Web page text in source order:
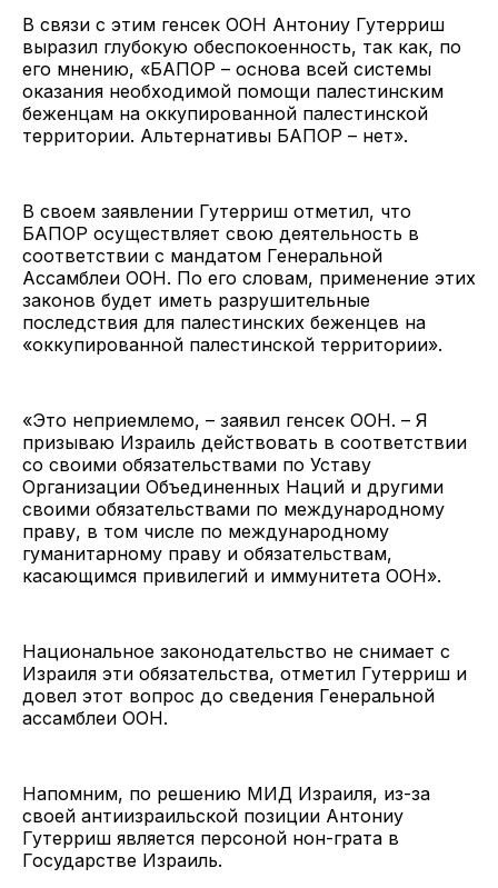
В связи с этим генсек ООН Антониу Гутерриш
выразил глубокую обеспокоенность, так как, по
его мнению, «БАПОР – основа всей системы
оказания необходимой помощи палестинским
беженцам на оккупированной палестинской
территории. Альтернативы БАПОР – нет».
В своем заявлении Гутерриш отметил, что
БАПОР осуществляет свою деятельность в
соответствии с мандатом Генеральной
Ассамблеи ООН. По его словам, применение этих
законов будет иметь разрушительные
последствия для палестинских беженцев на
«оккупированной палестинской территории».
«Это неприемлемо, – заявил генсек ООН. – Я
призываю Израиль действовать в соответствии
со своими обязательствами по Уставу
Организации Объединенных Наций и другими
своими обязательствами по международному
праву, в том числе по международному
гуманитарному праву и обязательствам,
касающимся привилегий и иммунитета ООН».
Национальное законодательство не снимает с
Израиля эти обязательства, отметил Гутерриш и
довел этот вопрос до сведения Генеральной
ассамблеи ООН.
Напомним, по решению МИД Израиля, из-за
своей антиизраильской позиции Антониу
Гутерриш является персоной нон-грата в
Государстве Израиль.